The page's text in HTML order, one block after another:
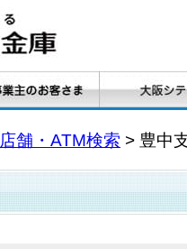
店舗・ATM検索 > 豊中